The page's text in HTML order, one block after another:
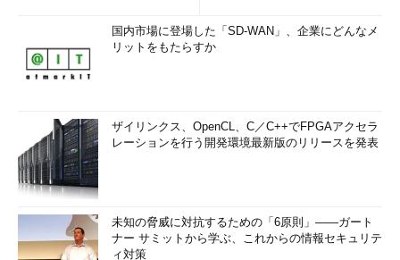
国内市場に登場した「SD-WAN」、企業にどんなメ
リットをもたらすか
ザイリンクス、OpenCL、C／C++でFPGAアクセラ
レーションを行う開発環境最新版のリリースを発表
未知の脅威に対抗するための「6原則」――ガート
ナー サミットから学ぶ、これからの情報セキュリテ
ィ対策